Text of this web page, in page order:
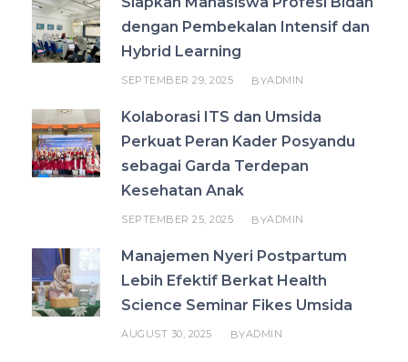
dengan Pembekalan Intensif dan
Hybrid Learning
SEPTEMBER 29, 2025 BYADMIN
Kolaborasi ITS dan Umsida
Perkuat Peran Kader Posyandu
sebagai Garda Terdepan
Kesehatan Anak
SEPTEMBER 25, 2025 BYADMIN
Manajemen Nyeri Postpartum
Lebih Efektif Berkat Health
Science Seminar Fikes Umsida
AUGUST 30, 2025 BYADMIN